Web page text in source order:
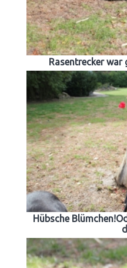
Rasentrecker
Hübsche